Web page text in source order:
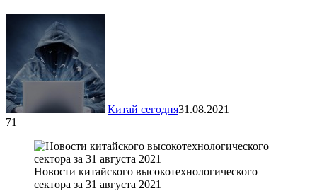
Китай сегодня31.08.2021
71
Новости китайского высокотехнологического
сектора за 31 августа 2021